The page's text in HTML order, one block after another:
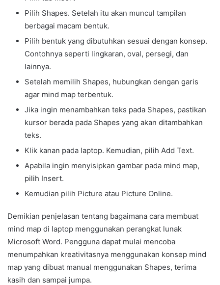
Pilih Shapes. Setelah itu akan muncul tampilan
berbagai macam bentuk.
Pilih bentuk yang dibutuhkan sesuai dengan konsep.
Contohnya seperti lingkaran, oval, persegi, dan
lainnya.
Setelah memilih Shapes, hubungkan dengan garis
agar mind map terbentuk.
Jika ingin menambahkan teks pada Shapes, pastikan
kursor berada pada Shapes yang akan ditambahkan
teks.
Klik kanan pada laptop. Kemudian, pilih Add Text.
Apabila ingin menyisipkan gambar pada mind map,
pilih Insert.
Kemudian pilih Picture atau Picture Online.
Demikian penjelasan tentang bagaimana cara membuat
mind map di laptop menggunakan perangkat lunak
Microsoft Word. Pengguna dapat mulai mencoba
menumpahkan kreativitasnya menggunakan konsep mind
map yang dibuat manual menggunakan Shapes, terima
kasih dan sampai jumpa.